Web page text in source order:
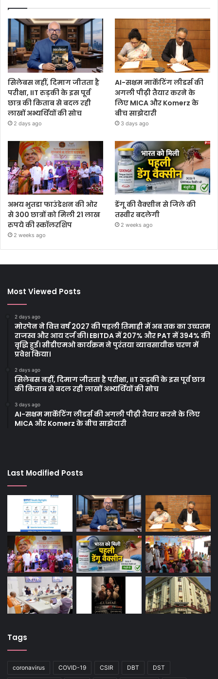
सिलेबस नहीं, दिमाग जीतता है
परीक्षा, IIT रुड़की के इस पूर्व
छात्र की किताब से बदल रही
लाखों अभ्यर्थियों की सोच
2 days ago
AI-सक्षम मार्केटिंग लीडर्स की
अगली पीढ़ी तैयार करने के
लिए MICA और Komerz के
बीच साझेदारी
3 days ago
अभय भुतडा फाउंडेशन की ओर
से 300 छात्रों को मिली 21 लाख
रुपये की स्कॉलरशिप
2 weeks ago
डेंगू की वैक्सीन से जिले की
तस्वीर बदलेगी
2 weeks ago
Most Viewed Posts
2 days ago
मोरपेन ने वित्त वर्ष 2027 की पहली तिमाही में अब तक का उच्चतम
राजस्व और आय दर्ज की। EBITDA में 207% और PAT में 394% की
वृद्धि हुई। सीडीएमओ कार्यक्रम ने पुरंतया व्यावसायीक चरण में
प्रवेश किया।
2 days ago
सिलेबस नहीं, दिमाग जीतता है परीक्षा, IIT रुड़की के इस पूर्व छात्र
की किताब से बदल रही लाखों अभ्यर्थियों की सोच
3 days ago
AI-सक्षम मार्केटिंग लीडर्स की अगली पीढ़ी तैयार करने के लिए
MICA और Komerz के बीच साझेदारी
Last Modified Posts
Tags
coronavirus COVID-19 CSIR DBT DST